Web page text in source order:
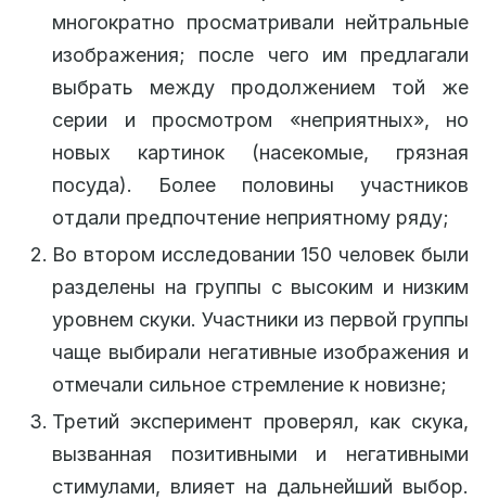
многократно просматривали нейтральные
изображения; после чего им предлагали
выбрать между продолжением той же
серии и просмотром «неприятных», но
новых картинок (насекомые, грязная
посуда). Более половины участников
отдали предпочтение неприятному ряду;
Во втором исследовании 150 человек были
разделены на группы с высоким и низким
уровнем скуки. Участники из первой группы
чаще выбирали негативные изображения и
отмечали сильное стремление к новизне;
Третий эксперимент проверял, как скука,
вызванная позитивными и негативными
стимулами, влияет на дальнейший выбор.